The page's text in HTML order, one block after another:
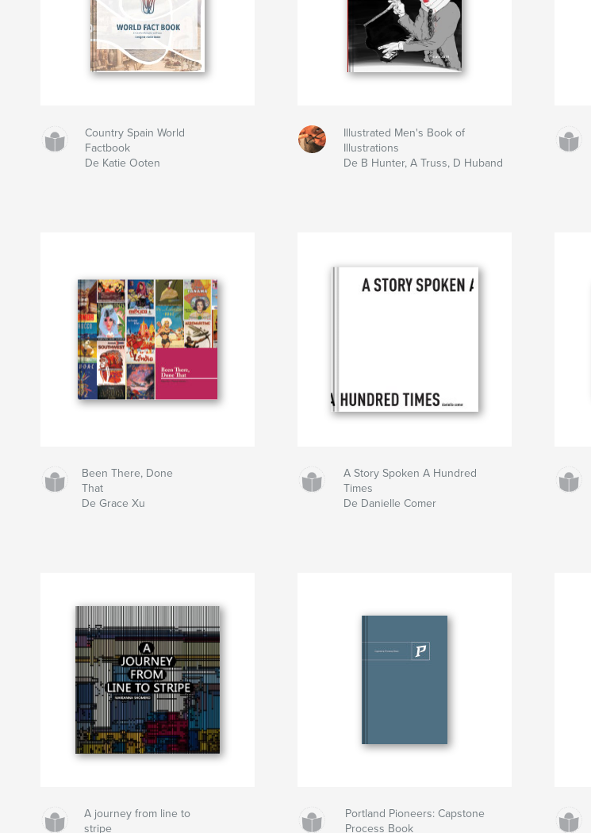
Country Spain World
Factbook
De Katie Ooten
Illustrated Men's Book of
Illustrations
De B Hunter, A Truss, D Huband
Been There, Done
That
De Grace Xu
A Story Spoken A Hundred
Times
De Danielle Comer
A journey from line to
stripe
Portland Pioneers: Capstone
Process Book